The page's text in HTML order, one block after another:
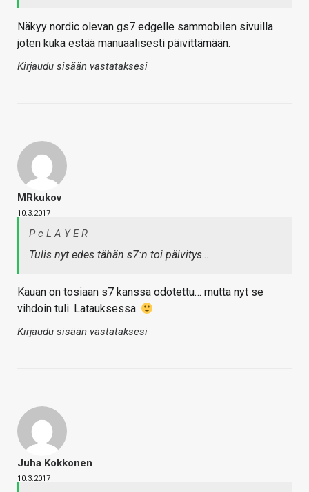
Näkyy nordic olevan gs7 edgelle sammobilen sivuilla
joten kuka estää manuaalisesti päivittämään.
Kirjaudu sisään vastataksesi
MRkukov
10.3.2017
P c L A Y E R
Tulis nyt edes tähän s7:n toi päivitys…
Kauan on tosiaan s7 kanssa odotettu… mutta nyt se
vihdoin tuli. Latauksessa.
Kirjaudu sisään vastataksesi
Juha Kokkonen
10.3.2017